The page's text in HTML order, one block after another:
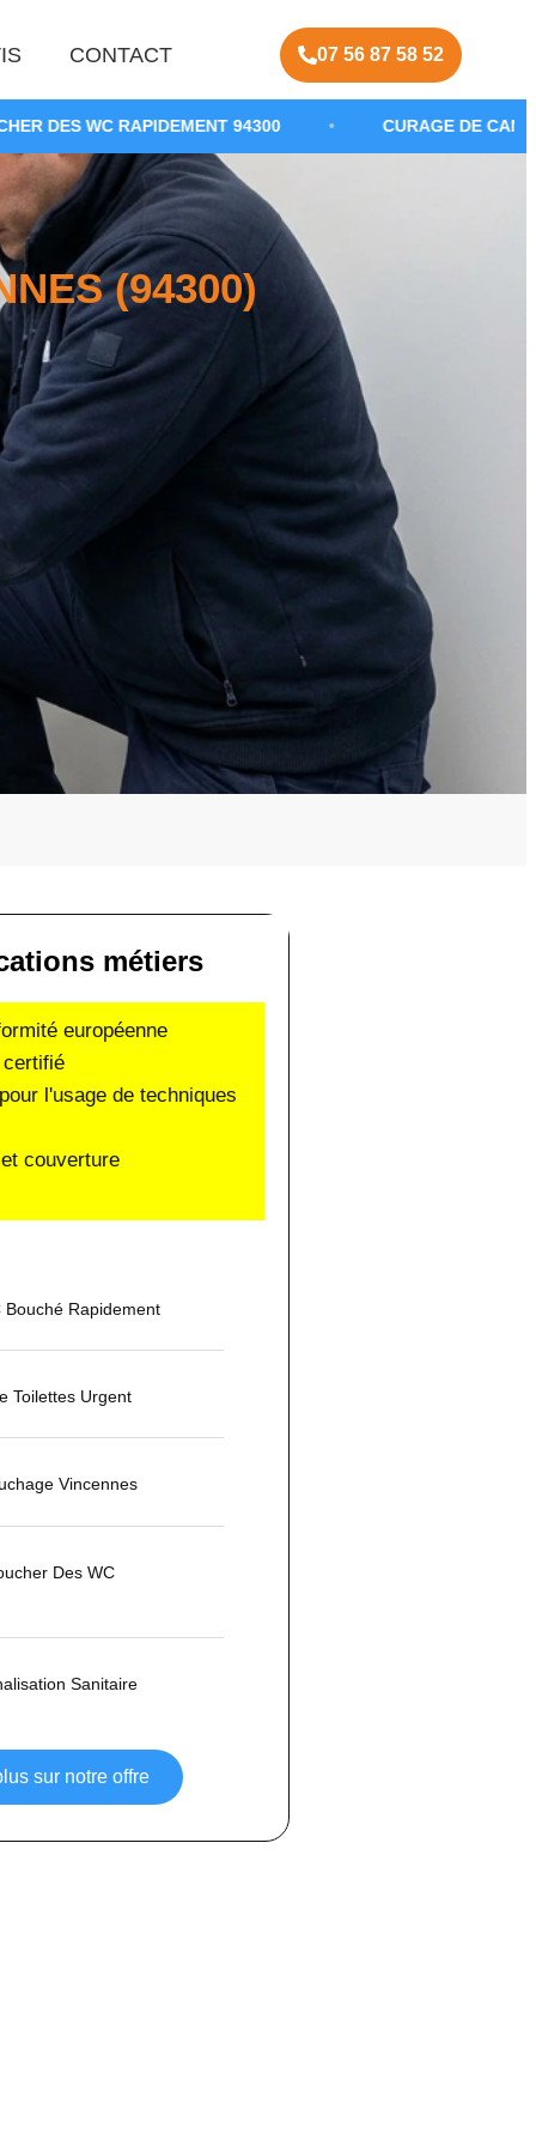
CONTACT 07 56 87 58 52
94300 • CURAGE DE CANALISATION
(94300)
métiers
européenne
certifié
l'usage de techniques
couverture
Bouché Rapidement
Toilettes Urgent
Vincennes
Des WC
Sanitaire
sur notre offre